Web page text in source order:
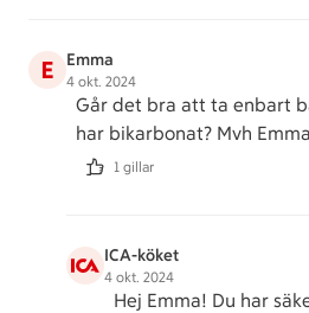
E Emma
4 okt. 2024
Går det bra att ta enbart
har bikarbonat? Mvh Emma
1 gillar
ICA-köket
4 okt. 2024
Hej Emma! Du har